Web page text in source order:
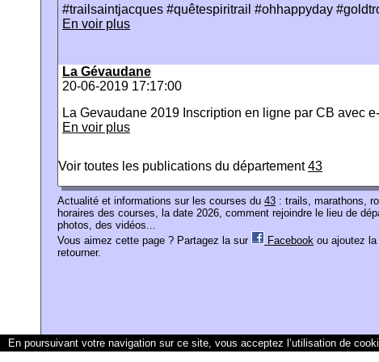
#trailsaintjacques #quêtespiritrail #ohhappyday
En voir plus
La Gévaudane
20-06-2019 17:17:00
La Gevaudane 2019 Inscription en ligne par CB avec
En voir plus
Voir toutes les publications du département43
Actualité et informations sur les courses du 43 : trails, marathons,
horaires des courses, la date 2026, comment rejoindre le lieu de
photos, des vidéos...
Vous aimez cette page ? Partagez la sur
Facebook ou ajoutez
retourner.
En poursuivant votre navigation sur ce site, vous acceptez l’utilisation de